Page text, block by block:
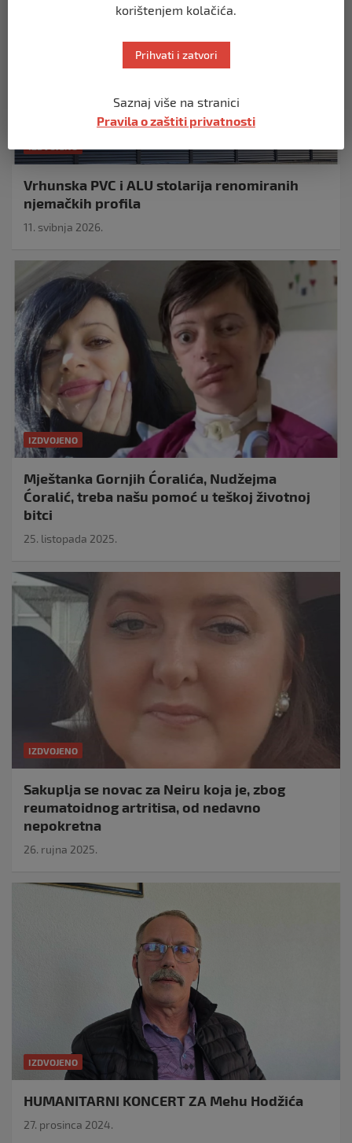
Vrhunska PVC i ALU stolarija renomiranih
njemačkih profila
11. svibnja 2026.
IZDVOJENO
Mještanka Gornjih Ćoralića, Nudžejma
Ćoralić, treba našu pomoć u teškoj životnoj
bitci
25. listopada 2025.
IZDVOJENO
Sakuplja se novac za Neiru koja je, zbog
reumatoidnog artritisa, od nedavno
nepokretna
26. rujna 2025.
IZDVOJENO
HUMANITARNI KONCERT ZA Mehu Hodžića
27. prosinca 2024.
korištenjem kolačića.
Prihvati i zatvori
Saznaj više na stranici
Pravila o zaštiti privatnosti